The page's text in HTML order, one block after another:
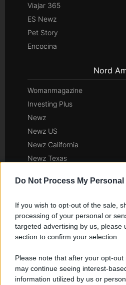
Do Not Process My
If you wish to opt-out of the sale,
processing of your personal or
targeted advertising by us, please
section to confirm your selection.
Please note that after your opt-
may continue seeing interest-
information utilized by us or
Viajar 365
ES Newz
Pet Story
Encocina
Nord
Womanmagazine
Investing Plus
Newz
Newz US
Newz California
Newz Texas
Newz New York
Newz Illinois
Newz Ohio
Gameland
Scoop Mag
Lgbtqia News